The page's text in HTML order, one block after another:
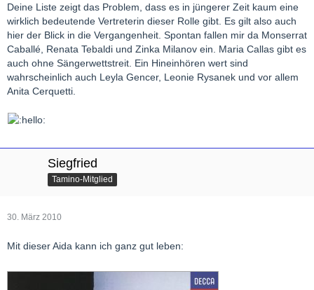
Deine Liste zeigt das Problem, dass es in jüngerer Zeit kaum eine
wirklich bedeutende Vertreterin dieser Rolle gibt. Es gilt also auch
hier der Blick in die Vergangenheit. Spontan fallen mir da Monserrat
Caballé, Renata Tebaldi und Zinka Milanov ein. Maria Callas gibt es
auch ohne Sängerwettstreit. Ein Hineinhören wert sind
wahrscheinlich auch Leyla Gencer, Leonie Rysanek und vor allem
Anita Cerquetti.
Siegfried
Tamino-Mitglied
30. März 2010
Mit dieser Aida kann ich ganz gut leben: